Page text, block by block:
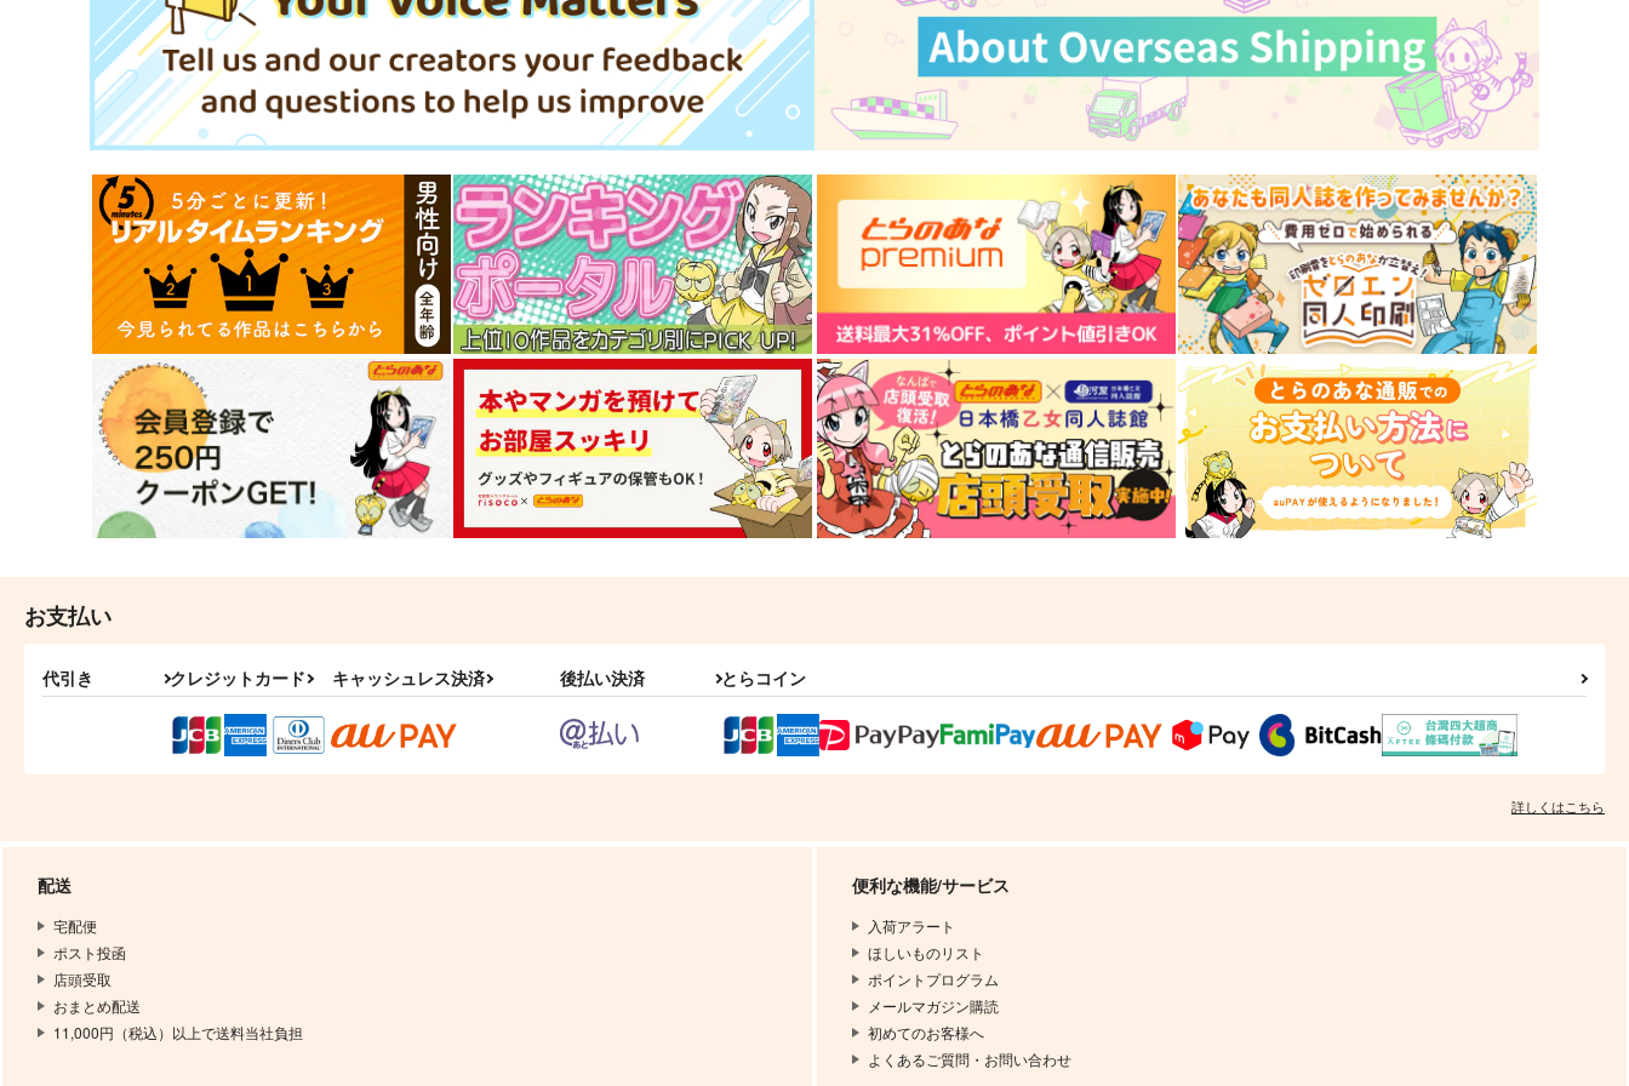
お支払い
代引き クレジットカード キャッシュレス決済 後払い決済 とらコイン
詳しくはこちら
配送
宅配便
ポスト投函
店頭受取
おまとめ配送
11,000円（税込）以上で送料当社負担
便利な機能/サービス
入荷アラート
ほしいものリスト
ポイントプログラム
メールマガジン購読
初めてのお客様へ
よくあるご質問・お問い合わせ